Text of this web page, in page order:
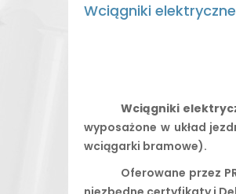
Wciągniki
Wciągniki
wyposażone w układ
wciągarki bramowe).
Oferowane przez